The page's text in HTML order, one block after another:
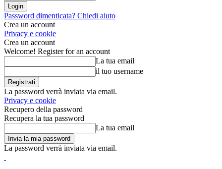
Password dimenticata? Chiedi aiuto
Crea un account
Privacy e cookie
Crea un account
Welcome! Register for an account
La tua email
il tuo username
La password verrà inviata via email.
Privacy e cookie
Recupero della password
Recupera la tua password
La tua email
La password verrà inviata via email.